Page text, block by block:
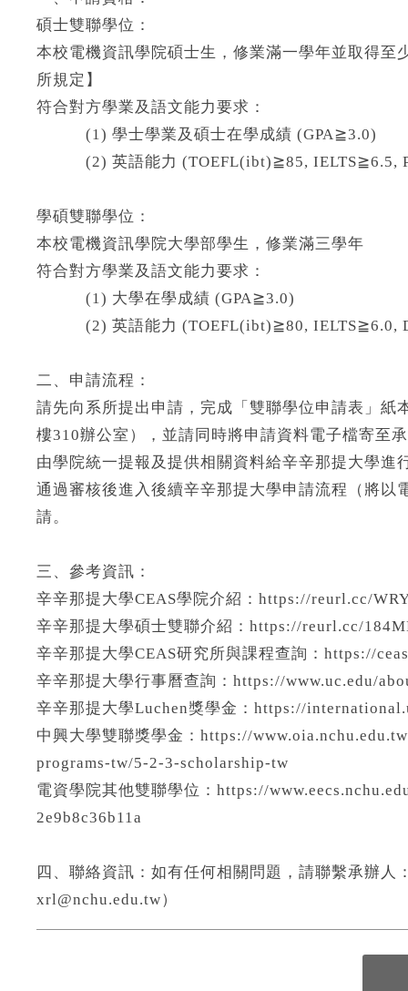
碩士雙聯學位：
本校電機資訊學院碩士生，修業滿一學年並取得
所規定】
符合對方學業及語文能力要求：
(1) 學士學業及碩士在學成績 (GPA≧3.0)
(2) 英語能力 (TOEFL(ibt)≧85, IELTS≧6.5,
學碩雙聯學位：
本校電機資訊學院大學部學生，修業滿三學年
符合對方學業及語文能力要求：
(1) 大學在學成績 (GPA≧3.0)
(2) 英語能力 (TOEFL(ibt)≧80, IELTS≧6.0,
二、申請流程：
請先向系所提出申請，完成「雙聯學位申請表」
樓310辦公室），並請同時將申請資料電子檔寄至
由學院統一提報及提供相關資料給辛辛那提大學進
通過審核後進入後續辛辛那提大學申請流程（將
請。
三、參考資訊：
辛辛那提大學CEAS學院介紹：https://reurl.cc/
辛辛那提大學碩士雙聯介紹：https://reurl.cc/
辛辛那提大學CEAS研究所與課程查詢：https://
辛辛那提大學行事曆查詢：https://www.uc.edu/
辛辛那提大學Luchen獎學金：https://
中興大學雙聯獎學金：https://
programs-tw/5-2-3-scholarship-tw
電資學院其他雙聯學位：https://
2e9b8c36b11a
四、聯絡資訊：如有任何相關問題，請聯繫承辦
xrl@nchu.edu.tw）